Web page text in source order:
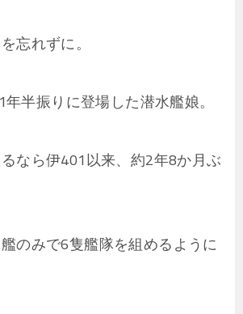
忘れずに。
半振りに登場した潜水艦娘。
なら伊401以来、約2年8か月ぶ
のみで6隻艦隊を組めるように